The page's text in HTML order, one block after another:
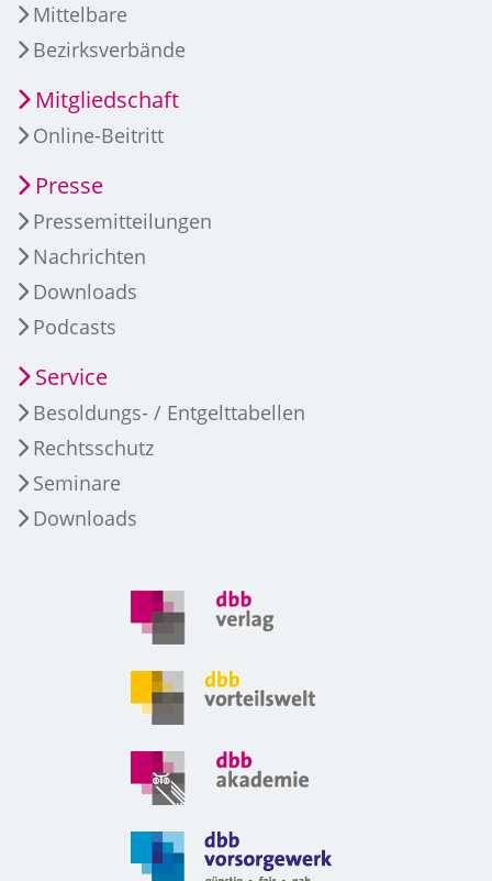
Mittelbare
Bezirksverbände
Mitgliedschaft
Online-Beitritt
Presse
Pressemitteilungen
Nachrichten
Downloads
Podcasts
Service
Besoldungs- / Entgelttabellen
Rechtsschutz
Seminare
Downloads